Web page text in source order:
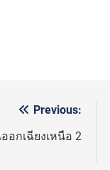
Previous:
กเฉียงเหนือ 2